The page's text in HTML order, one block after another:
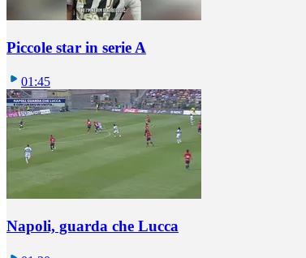
Piccole star in serie A
01:45
Napoli, guarda che Lucca